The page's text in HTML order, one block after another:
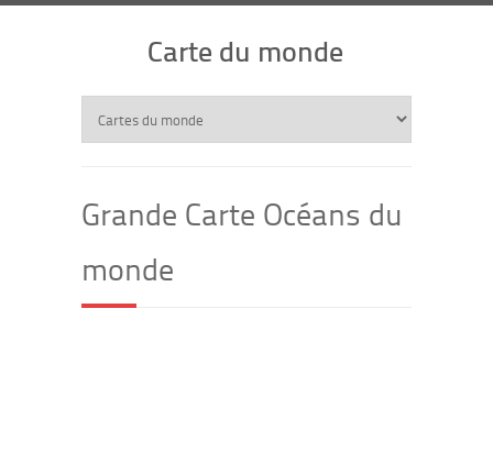
Carte du monde
Grande Carte Océans du
monde